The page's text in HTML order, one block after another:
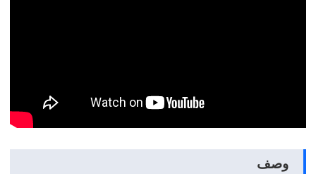
وصف